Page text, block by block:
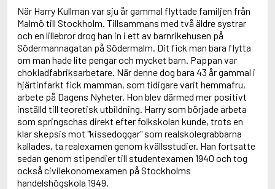
Adolfsson, Eva
Adolfsson, Evert
Adolfsson, Gunnar
Adolfsson, Josefine
Adolfsson, Maria
Adolphsen, Peter
När Harry Kullman var sju år gammal flyttade familjen från
Malmö till Stockholm. Tillsammans med två äldre systrar
och en lillebror drog han in i ett av barnrikehusen på
Södermannagatan på Södermalm. Dit fick man bara flytta
om man hade lite pengar och mycket barn. Pappan var
chokladfabriksarbetare. När denne dog bara 43 år gammal i
hjärtinfarkt fick mamman, som tidigare varit hemmafru,
arbete på Dagens Nyheter. Hon blev därmed mer positivt
inställd till teoretisk utbildning. Harry som började arbeta
som springschas direkt efter folkskolan kunde, trots en
klar skepsis mot "kissedoggar" som realskolegrabbarna
kallades, ta realexamen genom kvällsstudier. Han fortsatte
sedan genom stipendier till studentexamen 1940 och tog
också civilekonomexamen på Stockholms
handelshögskola 1949.